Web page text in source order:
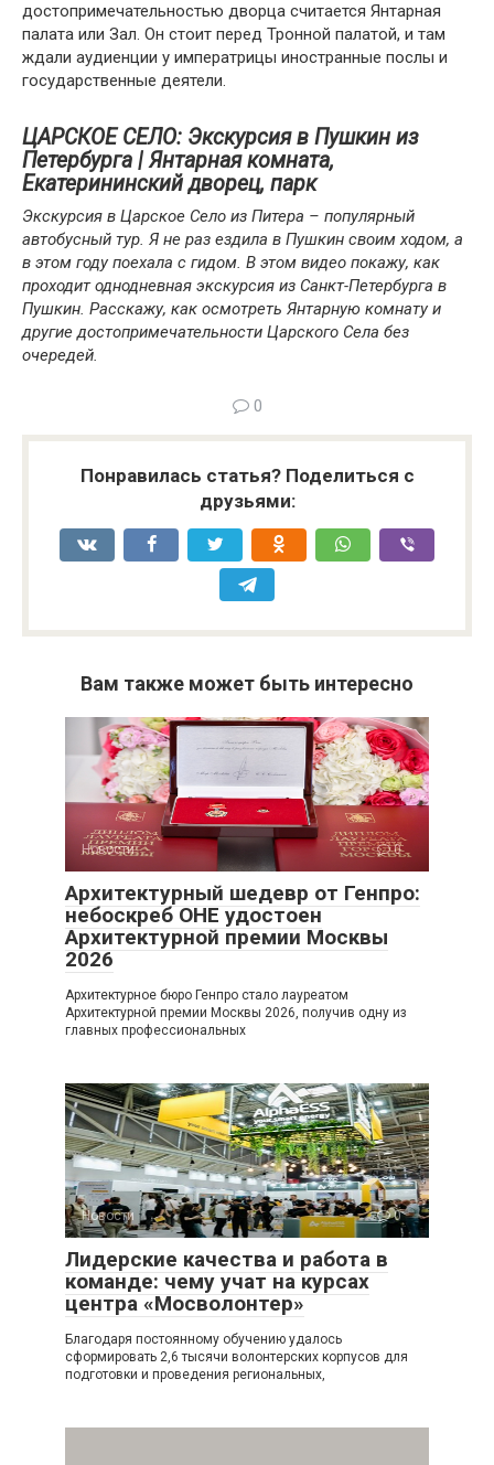
достопримечательностью дворца считается Янтарная
палата или Зал. Он стоит перед Тронной палатой, и там
ждали аудиенции у императрицы иностранные послы и
государственные деятели.
ЦАРСКОЕ СЕЛО: Экскурсия в Пушкин из
Петербурга | Янтарная комната,
Екатерининский дворец, парк
Экскурсия в Царское Село из Питера – популярный
автобусный тур. Я не раз ездила в Пушкин своим ходом, а
в этом году поехала с гидом. В этом видео покажу, как
проходит однодневная экскурсия из Санкт-Петербурга в
Пушкин. Расскажу, как осмотреть Янтарную комнату и
другие достопримечательности Царского Села без
очередей.
0
Понравилась статья? Поделиться с
друзьями:
Вам также может быть интересно
Новости 0
Архитектурный шедевр от Генпро:
небоскреб ОНЕ удостоен
Архитектурной премии Москвы
2026
Архитектурное бюро Генпро стало лауреатом
Архитектурной премии Москвы 2026, получив одну из
главных профессиональных
Новости 0
Лидерские качества и работа в
команде: чему учат на курсах
центра «Мосволонтер»
Благодаря постоянному обучению удалось
сформировать 2,6 тысячи волонтерских корпусов для
подготовки и проведения региональных,